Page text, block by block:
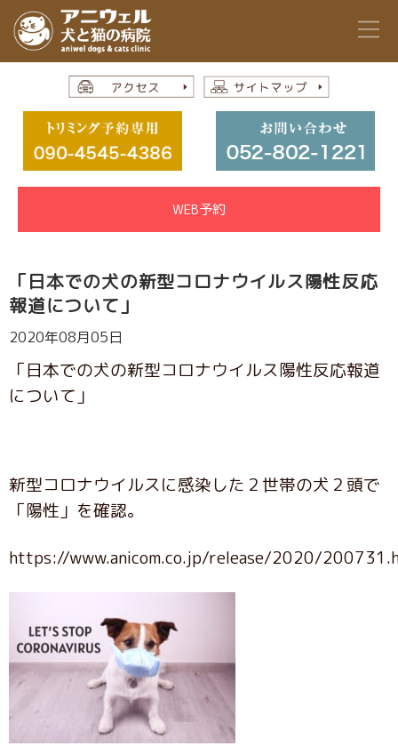
WEB予約
「日本での犬の新型コロナウイルス陽性反応
報道について」
2020年08月05日
「日本での犬の新型コロナウイルス陽性反応報道
について」
新型コロナウイルスに感染した２世帯の犬２頭で
「陽性」を確認。
https://www.anicom.co.jp/release/2020/